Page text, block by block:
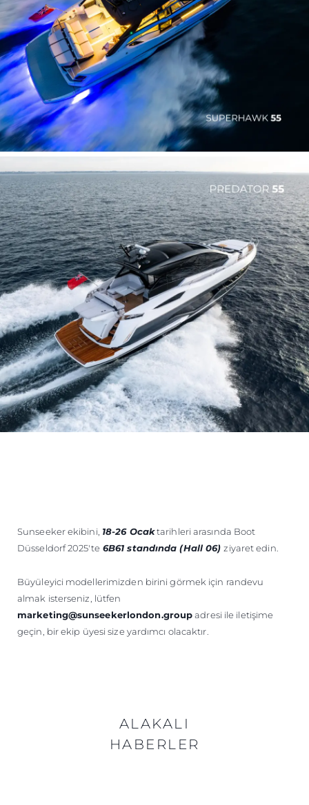
Sunseeker ekibini, 18-26 Ocaktarihleri arasında Boot
Düsseldorf 2025'te 6B61 standında (Hall 06)ziyaret edin.
Büyüleyici modellerimizden birini görmek için randevu
almak isterseniz, lütfen
marketing@sunseekerlondon.groupadresi ile iletişime
geçin, bir ekip üyesi size yardımcı olacaktır.
ALAKALI
HABERLER